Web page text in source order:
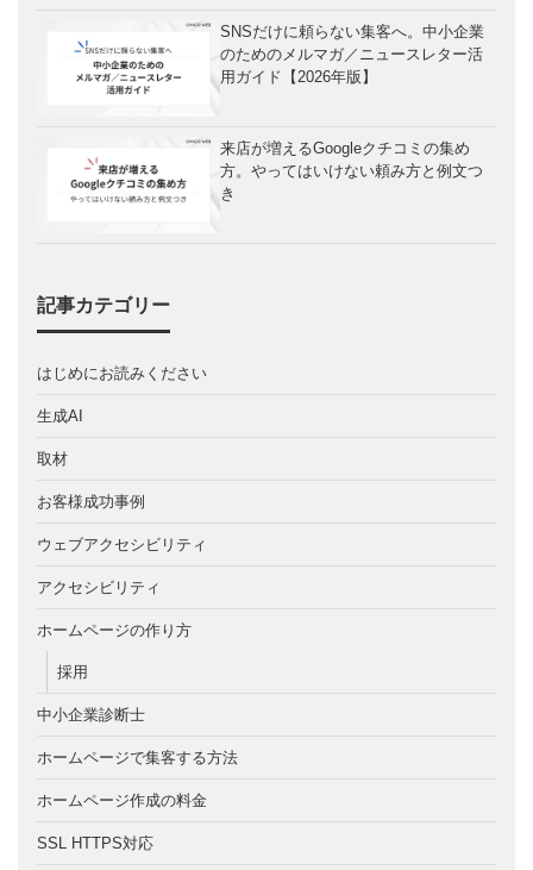
SNSだけに頼らない集客へ。中小企業
のためのメルマガ／ニュースレター活
用ガイド【2026年版】
来店が増えるGoogleクチコミの集め
方。やってはいけない頼み方と例文つ
き
記事カテゴリー
はじめにお読みください
生成AI
取材
お客様成功事例
ウェブアクセシビリティ
アクセシビリティ
ホームページの作り方
採用
中小企業診断士
ホームページで集客する方法
ホームページ作成の料金
SSL HTTPS対応